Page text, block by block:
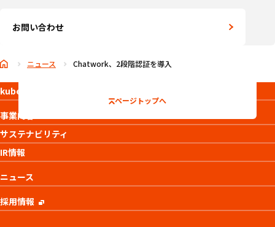
お問い合わせ
ニュース Chatwork、2段階認証を導入
ページトップへ
kubellについて
事業内容
サステナビリティ
IR情報
ニュース
採用情報